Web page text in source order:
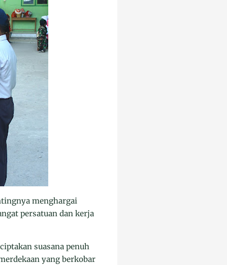
menghargai
persatuan dan kerja
suasana penuh
yang berkobar